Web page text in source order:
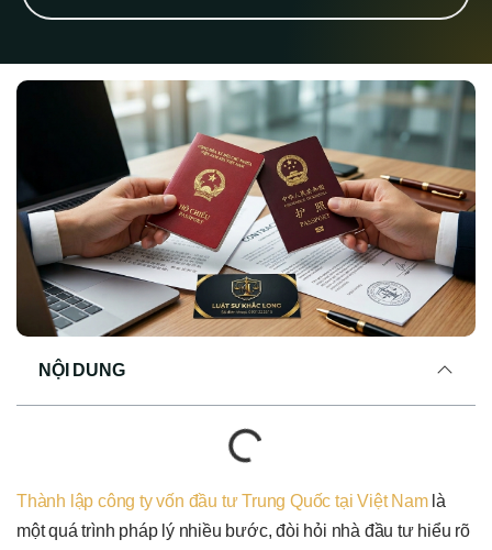
NỘI DUNG
Thành lập công ty vốn đầu tư Trung Quốc tại Việt Namlà
một quá trình pháp lý nhiều bước, đòi hỏi nhà đầu tư hiểu rõ